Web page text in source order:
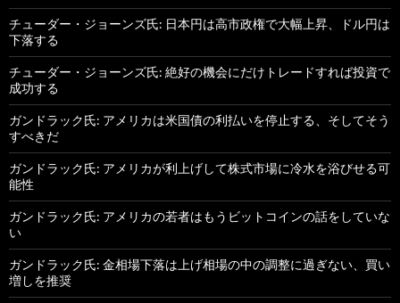
チューダー・ジョーンズ氏: 日本円は高市政権で大幅上昇、ドル円は
下落する
チューダー・ジョーンズ氏: 絶好の機会にだけトレードすれば投資で
成功する
ガンドラック氏: アメリカは米国債の利払いを停止する、そしてそう
すべきだ
ガンドラック氏: アメリカが利上げして株式市場に冷水を浴びせる可
能性
ガンドラック氏: アメリカの若者はもうビットコインの話をしていな
い
ガンドラック氏: 金相場下落は上げ相場の中の調整に過ぎない、買い
増しを推奨